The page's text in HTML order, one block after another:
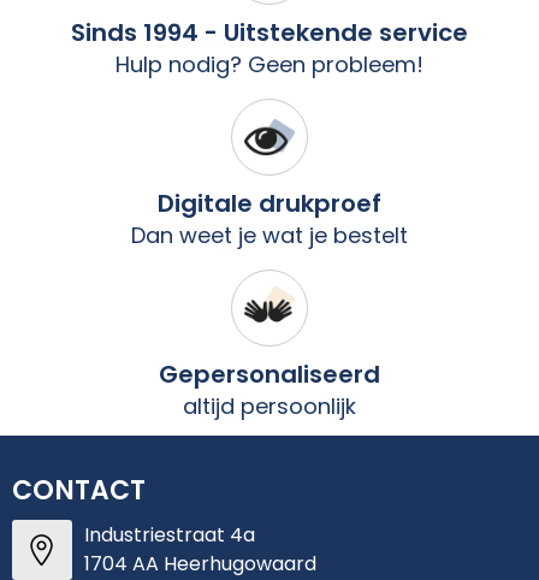
Sporttassen
Waterdichte tassen
Aktetassen
Reistassensets
Werkkleding sets
Hygiëne en Persoonlijke verzorging
Sinds 1994 - Uitstekende service
Hulp nodig? Geen probleem!
Digitale drukproef
Dan weet je wat je bestelt
Gepersonaliseerd
altijd persoonlijk
CONTACT
Industriestraat 4a
1704 AA Heerhugowaard